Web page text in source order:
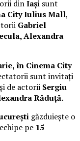
dinIași sunt
City Iulius Mall,
Gabriel
Alexandra
în Cinema City
sunt invitați
și de actorii Sergiu
Răduță.
găzduiește o
pe 15